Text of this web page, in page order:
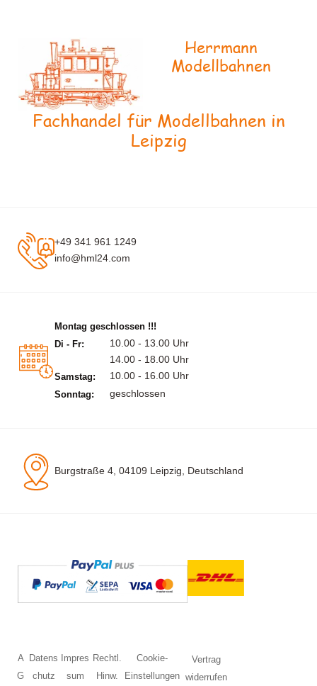
Herrmann
Modellbahnen
Fachhandel für Modellbahnen in
Leipzig
+49 341 961 1249
info@hml24.com
Montag geschlossen !!!
Di - Fr:
10.00 - 13.00 Uhr
14.00 - 18.00 Uhr
Samstag: 10.00 - 16.00 Uhr
Sonntag: geschlossen
Burgstraße 4, 04109 Leipzig, Deutschland
A
G
Datens
chutz
Impres
sum
Rechtl.
Hinw.
Cookie-
Einstellungen
Vertrag
widerrufen